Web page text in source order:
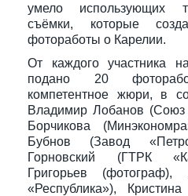
умело использующих
съёмки, которые
фотоработы о Карелии.
От каждого участника
подано 20
компетентное жюри, в
Владимир Лобанов
Борчикова
Бубнов (Завод
Горновский (ГТРК
Григорьев
«Республика»),